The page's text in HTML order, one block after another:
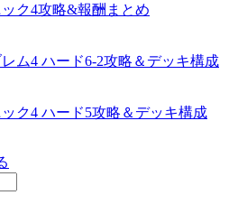
ク4攻略&報酬まとめ
ム4 ハード6-2攻略＆デッキ構成
ク4 ハード5攻略＆デッキ構成